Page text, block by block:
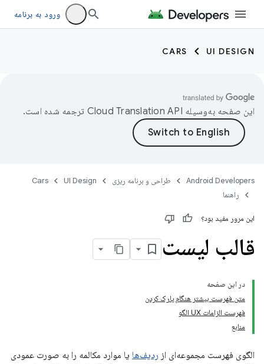
ورود به برنامه
UI DESIGN
CARS
این صفحه به‌وسیله ترجمه شده است.
Android Developers طراحی و برنامه ریزی UI Design
Cars
راهنما
این مرور مفید بود؟
قالب لیست
در این صفحه
متن فهرست بیشتر هنگام پارک کردن
فهرست الزامات UX الگو
منابع
الگوی فهرست مجموعه‌ای از ردیف‌ها یا موارد مکالمه را به صورت عمودی